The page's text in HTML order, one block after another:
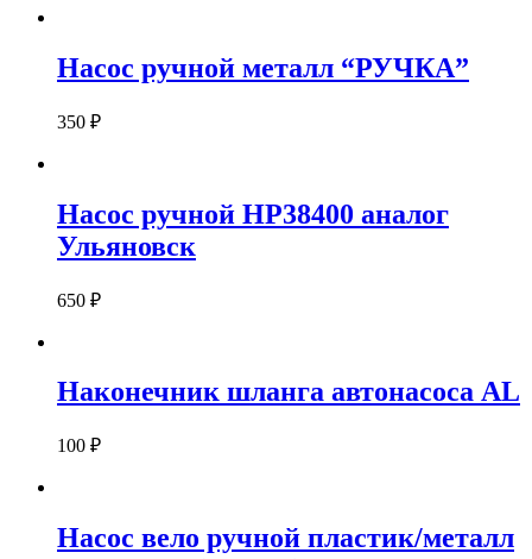
Насос ручной металл “РУЧКА”
350 ₽
Насос ручной HP38400 аналог
Ульяновск
650 ₽
Наконечник шланга автонасоса АL
100 ₽
Насос вело ручной пластик/металл